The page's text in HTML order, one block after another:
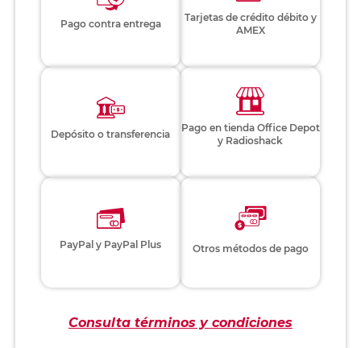
Pago contra entrega
Tarjetas de crédito débito y
AMEX
Depósito o transferencia
Pago en tienda Office Depot
y Radioshack
PayPal y PayPal Plus Otros métodos de pago
Consulta términos y condiciones